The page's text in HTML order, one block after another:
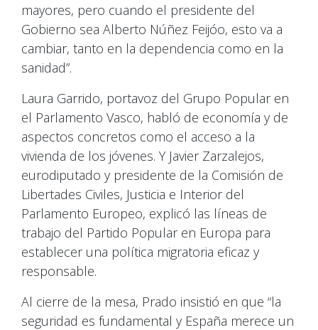
mayores, pero cuando el presidente del
Gobierno sea Alberto Núñez Feijóo, esto va a
cambiar, tanto en la dependencia como en la
sanidad”.
Laura Garrido, portavoz del Grupo Popular en
el Parlamento Vasco, habló de economía y de
aspectos concretos como el acceso a la
vivienda de los jóvenes. Y Javier Zarzalejos,
eurodiputado y presidente de la Comisión de
Libertades Civiles, Justicia e Interior del
Parlamento Europeo, explicó las líneas de
trabajo del Partido Popular en Europa para
establecer una política migratoria eficaz y
responsable.
Al cierre de la mesa, Prado insistió en que “la
seguridad es fundamental y España merece un